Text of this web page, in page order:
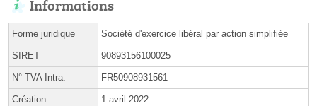
Informations
Forme juridique Société d'exercice libéral par action simplifiée
SIRET 90893156100025
N° TVA Intra. FR50908931561
Création 1 avril 2022